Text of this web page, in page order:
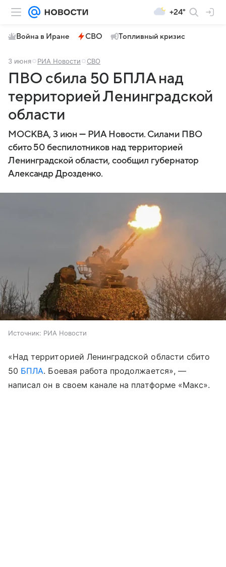
+24°
Война в Иране СВО Топливный кризис
3 июня РИА Новости СВО
ПВО сбила 50 БПЛА над
территорией Ленинградской
области
МОСКВА, 3 июн — РИА Новости. Силами ПВО
сбито 50 беспилотников над территорией
Ленинградской области, сообщил губернатор
Александр Дрозденко.
Источник: РИА Новости
«Над территорией Ленинградской области сбито
50 БПЛА. Боевая работа продолжается», —
написал он в своем канале на платформе «Макс».